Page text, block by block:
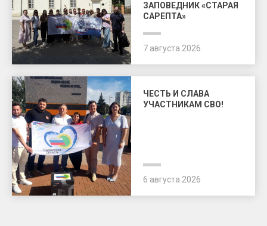
ЗАПОВЕДНИК «СТАРАЯ
САРЕПТА»
7 августа 2026
ЧЕСТЬ И СЛАВА
УЧАСТНИКАМ СВО!
6 августа 2026